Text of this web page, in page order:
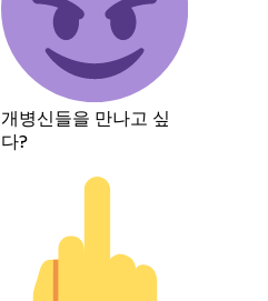
개병신들을 만나고 싶
다?